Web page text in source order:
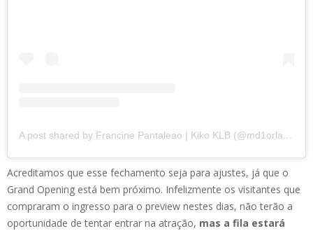
A post shared by Francine Pantaleao | Kiko KLB (@md1orlando)
Acreditamos que esse fechamento seja para ajustes, já que o
Grand Opening está bem próximo. Infelizmente os visitantes que
compraram o ingresso para o preview nestes dias, não terão a
oportunidade de tentar entrar na atração, mas a fila estará